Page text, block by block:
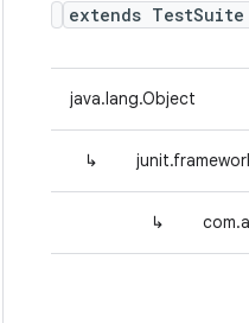
extends TestSuite
java.lang.Object
↳
↳